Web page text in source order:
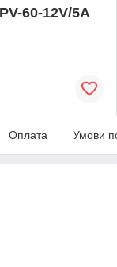
60-12V/5A
Оплата Умови